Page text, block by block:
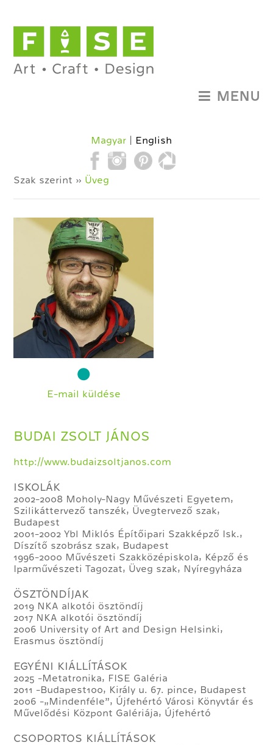
Magyar English
MENU
Szak szerint » Üveg
E-mail küldése
BUDAI ZSOLT JÁNOS
http://www.budaizsoltjanos.com
ISKOLÁK
2002-2008 Moholy-Nagy Művészeti Egyetem,
Szilikáttervező tanszék, Üvegtervező szak,
Budapest
2001-2002 Ybl Miklós Építőipari Szakképző Isk.,
Díszítő szobrász szak, Budapest
1996-2000 Művészeti Szakközépiskola, Képző és
Iparművészeti Tagozat, Üveg szak, Nyíregyháza
ÖSZTÖNDÍJAK
2019 NKA alkotói ösztöndíj
2017 NKA alkotói ösztöndíj
2006 University of Art and Design Helsinki,
Erasmus ösztöndíj
EGYÉNI KIÁLLÍTÁSOK
2025 -Metatronika, FISE Galéria
2011 -Budapest100, Király u. 67. pince, Budapest
2006 -„Mindenféle”, Újfehértó Városi Könyvtár és
Művelődési Központ Galériája, Újfehértó
CSOPORTOS KIÁLLÍTÁSOK